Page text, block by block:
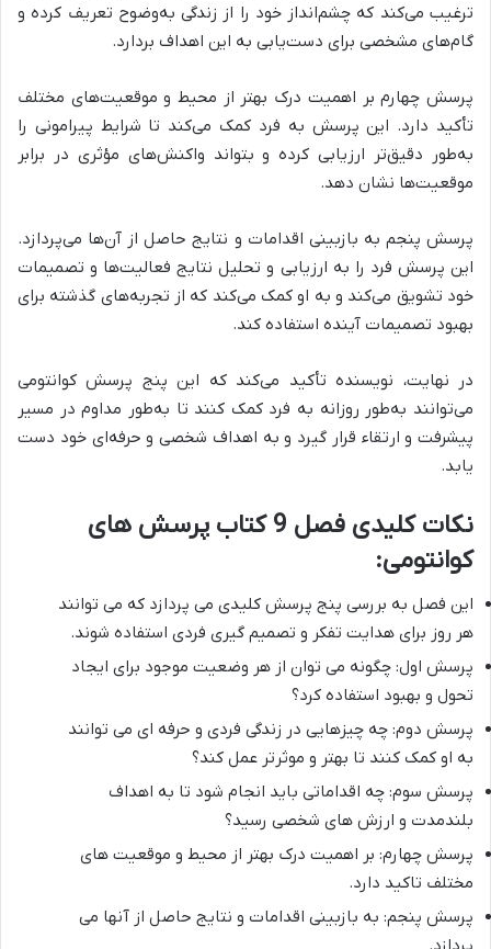
ترغیب می‌کند که چشم‌انداز خود را از زندگی به‌وضوح تعریف کرده و
گام‌های مشخصی برای دست‌یابی به این اهداف بردارد.
پرسش چهارمبر اهمیت درک بهتر از محیط و موقعیت‌های مختلف
تأکید دارد. این پرسش به فرد کمک می‌کند تا شرایط پیرامونی را
به‌طور دقیق‌تر ارزیابی کرده و بتواند واکنش‌های مؤثری در برابر
موقعیت‌ها نشان دهد.
پرسش پنجم به بازبینی اقدامات و نتایج حاصل از آن‌ها می‌پردازد.
این پرسش فرد را به ارزیابی و تحلیل نتایج فعالیت‌ها و تصمیمات
خود تشویق می‌کند و به او کمک می‌کند که از تجربه‌های گذشته برای
بهبود تصمیمات آینده استفاده کند.
در نهایت، نویسنده تأکید می‌کند که این پنج پرسش کوانتومی
می‌توانند به‌طور روزانه به فرد کمک کنند تا به‌طور مداوم در مسیر
پیشرفت و ارتقاء قرار گیرد و به اهداف شخصی و حرفه‌ای خود دست
یابد.
نکات کلیدی فصل 9 کتاب پرسش های
کوانتومی:
این فصل به بررسی پنج پرسش کلیدی می پردازد که می توانند
هر روز برای هدایت تفکر و تصمیم گیری فردی استفاده شوند.
پرسش اول: چگونه می توان از هر وضعیت موجود برای ایجاد
تحول و بهبود استفاده کرد؟
پرسش دوم: چه چیزهایی در زندگی فردی و حرفه ای می توانند
به او کمک کنند تا بهتر و موثرتر عمل کند؟
پرسش سوم: چه اقداماتی باید انجام شود تا به اهداف
بلندمدت و ارزش های شخصی رسید؟
پرسش چهارم: بر اهمیت درک بهتر از محیط و موقعیت های
مختلف تاکید دارد.
پرسش پنجم: به بازبینی اقدامات و نتایج حاصل از آنها می